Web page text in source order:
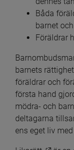
Båda
barnet
Föräldrar
barnets
föräldrar och
första hand
mödra- och
deltagarna
ens eget liv